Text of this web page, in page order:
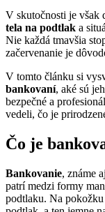
V skutočnosti je však
tela na podtlak a
Nie každá tmavšia
začervenanie je
V tomto článku si
bankovaní, aké sú
bezpečné a
vedeli, čo je
Čo je
Bankovanie, známe
patrí medzi formy
podtlaku. Na